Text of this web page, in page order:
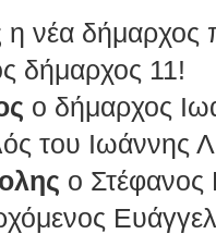
η νέα δήμαρχος
δήμαρχος 11!
ο δήμαρχος
του Ιωάννης
ο Στέφανος